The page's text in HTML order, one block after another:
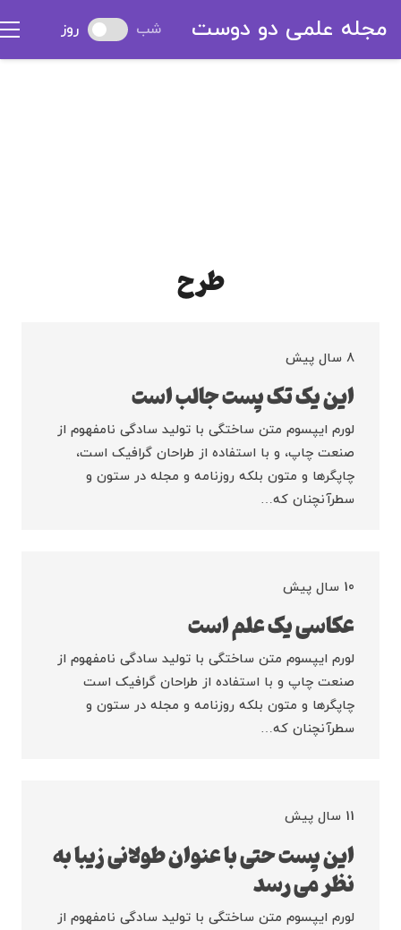
مجله علمی دو دوست روز شب
طرح
8 سال پیش
این یک تک پست جالب است
لورم ایپسوم متن ساختگی با تولید سادگی نامفهوم از
صنعت چاپ، و با استفاده از طراحان گرافیک است،
چاپگرها و متون بلکه روزنامه و مجله در ستون و
سطرآنچنان که…
10 سال پیش
عکاسی یک علم است
لورم ایپسوم متن ساختگی با تولید سادگی نامفهوم از
صنعت چاپ و با استفاده از طراحان گرافیک است
چاپگرها و متون بلکه روزنامه و مجله در ستون و
سطرآنچنان که…
11 سال پیش
این پست حتی با عنوان طولانی زیبا به
نظر می رسد
لورم ایپسوم متن ساختگی با تولید سادگی نامفهوم از